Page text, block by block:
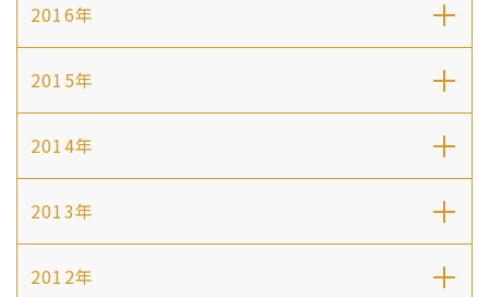
2016年
2015年
2014年
2013年
2012年